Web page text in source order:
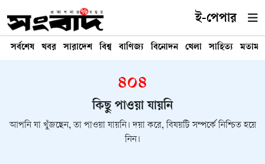
ই-পেপার
সর্বশেষ খবর সারাদেশ বিশ্ব বাণিজ্য বিনোদন খেলা সাহিত্য মতামত
৪০৪
কিছু পাওয়া যায়নি
আপনি যা খুঁজছেন, তা পাওয়া যায়নি। দয়া করে, বিষয়টি সম্পর্কে নিশ্চিত হয়ে
নিন।